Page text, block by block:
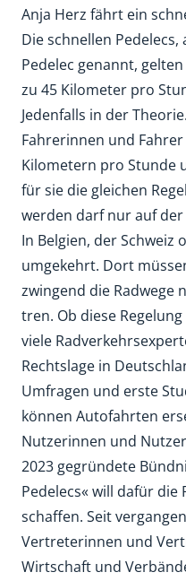
Anja Herz fährt ein
Die schnellen Pedelecs,
Pedelec genannt,
zu 45 Kilometer pro
Jedenfalls in der
Fahrerinnen und
Kilometern pro Stunde
für sie die gleichen
werden darf nur auf der
In Belgien, der Schweiz
umgekehrt. Dort
zwingend die Radwege
tren. Ob diese
viele
Rechtslage in
Umfragen und erste
können Autofahrten
Nutzerinnen und
2023 gegründete
Pedelecs« will dafür
schaffen. Seit
Vertreterinnen und
Wirtschaft und